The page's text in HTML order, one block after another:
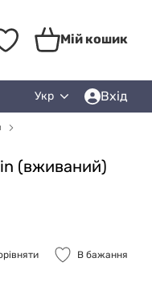
Мій кошик
Укр Вхід
(вживаний)
В бажання